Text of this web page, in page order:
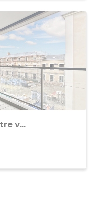
Achat Appartement centre ville